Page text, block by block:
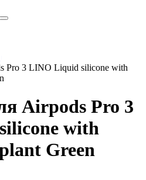
Pro 3 LINO Liquid silicone with
Airpods Pro 3
with
Green